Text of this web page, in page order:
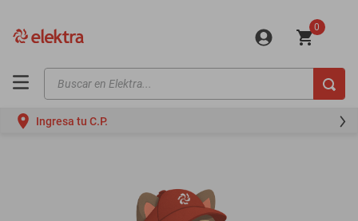
0
Buscar en Elektra...
Ingresa tu C.P.
motos